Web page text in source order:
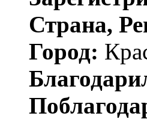
Страна,
Город: